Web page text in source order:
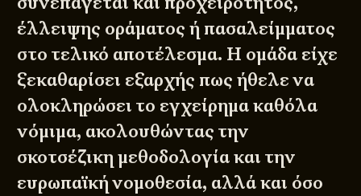
έλλειψης οράματος ή πασαλείμματος
στο τελικό αποτέλεσμα. Η ομάδα είχε
ξεκαθαρίσει εξαρχής πως ήθελε να
ολοκληρώσει το εγχείρημα καθόλα
νόμιμα, ακολουθώντας την
σκοτσέζικη μεθοδολογία και την
ευρωπαϊκή νομοθεσία, αλλά και όσο